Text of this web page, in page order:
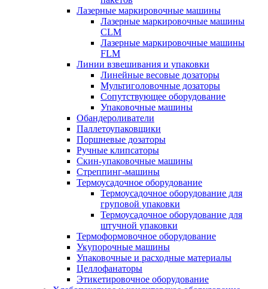
Лазерные маркировочные машины
Лазерные маркировочные машины
CLM
Лазерные маркировочные машины
FLM
Линии взвешивания и упаковки
Линейные весовые дозаторы
Мультиголовочные дозаторы
Сопутствующее оборудование
Упаковочные машины
Обандероливатели
Паллетоупаковщики
Поршневые дозаторы
Ручные клипсаторы
Скин-упаковочные машины
Стреппинг-машины
Термоусадочное оборудование
Термоусадочное оборудование для
груповой упаковки
Термоусадочное оборудование для
штучной упаковки
Термоформовочное оборудование
Укупорочные машины
Упаковочные и расходные материалы
Целлофанаторы
Этикетировочное оборудование